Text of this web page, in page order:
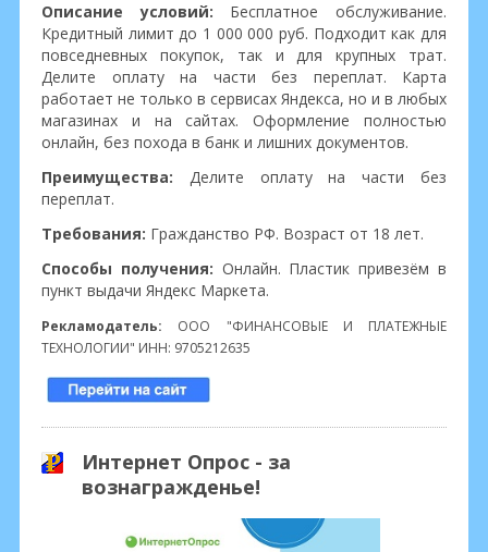
Описание условий: Бесплатное обслуживание.
Кредитный лимит до 1 000 000 руб. Подходит как для
повседневных покупок, так и для крупных трат.
Делите оплату на части без переплат. Карта
работает не только в сервисах Яндекса, но и в любых
магазинах и на сайтах. Оформление полностью
онлайн, без похода в банк и лишних документов.
Преимущества: Делите оплату на части без
переплат.
Требования: Гражданство РФ. Возраст от 18 лет.
Способы получения: Онлайн. Пластик привезём в
пункт выдачи Яндекс Маркета.
Рекламодатель: ООО "ФИНАНСОВЫЕ И ПЛАТЕЖНЫЕ
ТЕХНОЛОГИИ" ИНН: 9705212635
Интернет Опрос - за
вознагражденье!